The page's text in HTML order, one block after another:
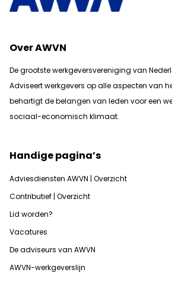
Over AWVN
De grootste werkgeversvereniging van
Adviseert werkgevers op alle aspecten van
behartigt de belangen van leden voor een
sociaal-economisch klimaat.
Handige pagina’s
Adviesdiensten AWVN | Overzicht
Contributief | Overzicht
Lid worden?
Vacatures
De adviseurs van AWVN
AWVN-werkgeverslijn